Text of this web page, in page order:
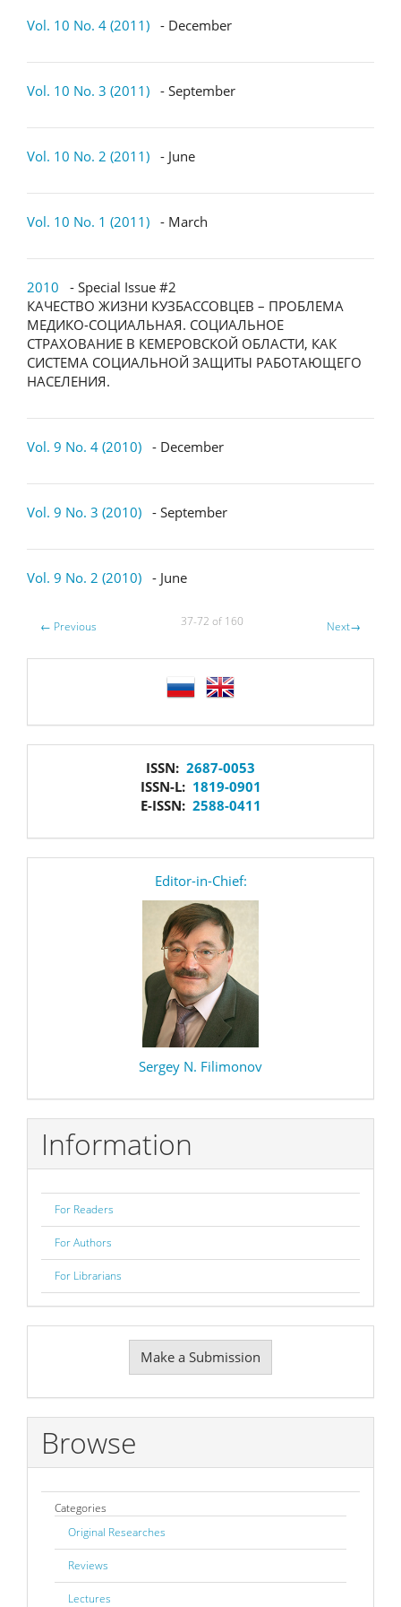
Vol. 10 No. 4 (2011) - December
Vol. 10 No. 3 (2011) - September
Vol. 10 No. 2 (2011) - June
Vol. 10 No. 1 (2011) - March
2010
- Special Issue #2
КАЧЕСТВО ЖИЗНИ КУЗБАССОВЦЕВ – ПРОБЛЕМА
МЕДИКО-СОЦИАЛЬНАЯ. СОЦИАЛЬНОЕ
СТРАХОВАНИЕ В КЕМЕРОВСКОЙ ОБЛАСТИ, КАК
СИСТЕМА СОЦИАЛЬНОЙ ЗАЩИТЫ РАБОТАЮЩЕГО
НАСЕЛЕНИЯ.
Vol. 9 No. 4 (2010) - December
Vol. 9 No. 3 (2010) - September
Vol. 9 No. 2 (2010) - June
← Previous 37-72 of 160 Next→
ISSN: 2687-0053
ISSN-L: 1819-0901
E-ISSN: 2588-0411
Editor-in-Chief:
Sergey N. Filimonov
Information
For Readers
For Authors
For Librarians
Submission
Make a Submission
Browse
Categories
Original Researches
Reviews
Lectures